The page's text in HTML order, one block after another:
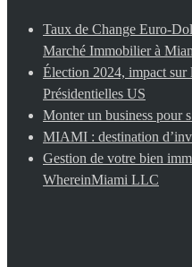
Taux de Change Euro-
Marché Immobilier à
Élection 2024, impact
Présidentielles US
Monter un business pour
MIAMI : destination
Gestion de votre bien
WhereinMiami LLC